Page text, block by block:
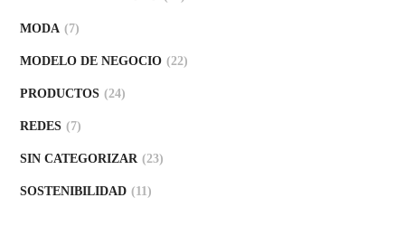
MODA (7)
MODELO DE NEGOCIO (22)
PRODUCTOS (24)
REDES (7)
SIN CATEGORIZAR (23)
SOSTENIBILIDAD (11)